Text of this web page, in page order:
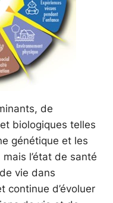
de
biologiques telles
génétique et les
l’état de santé
vie dans
continue d’évoluer